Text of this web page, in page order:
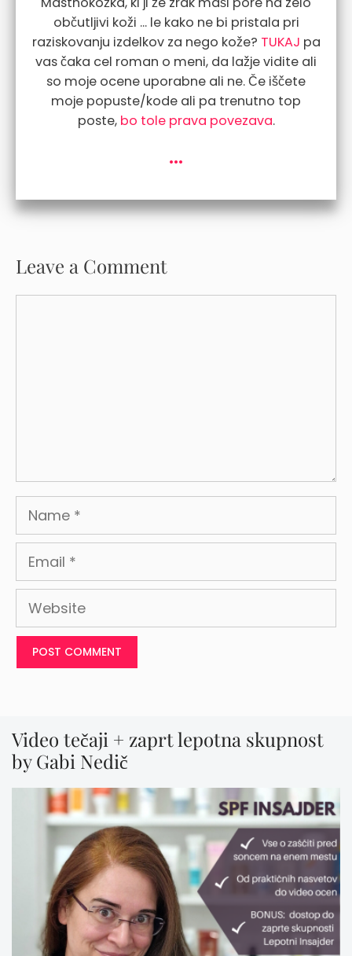
občutljivi koži ... le kako ne bi pristala pri
raziskovanju izdelkov za nego kože? TUKAJ pa
vas čaka cel roman o meni, da lažje vidite ali
so moje ocene uporabne ali ne. Če iščete
moje popuste/kode ali pa trenutno top
poste, bo tole prava povezava.
...
Leave a Comment
Name
Email
Website
Video tečaji + zaprt lepotna skupnost
by Gabi Nedič